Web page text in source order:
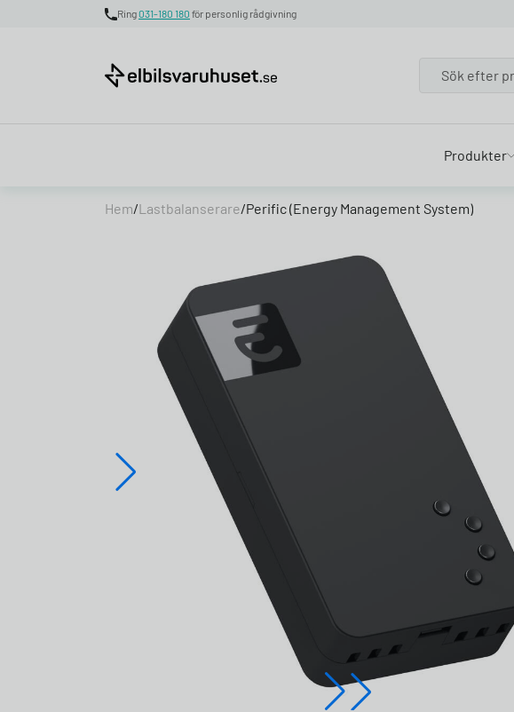
Ring031-180 180 för personlig rådgivning
Produkter
Hem/Lastbalanserare/Perific (Energy Management System)